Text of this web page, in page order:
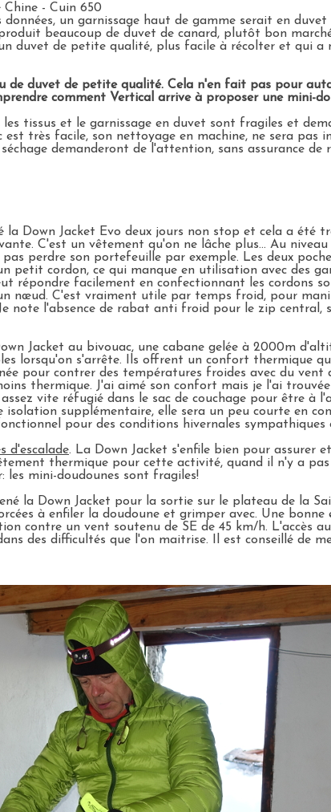
- Cuin 650
un garnissage haut de gamme serait en
beaucoup de duvet de canard, plutôt bon
duvet de petite qualité, plus facile à récolter et qui a
de duvet de petite qualité. Cela n'en fait pas pour
comment Vertical arrive à proposer une mini-
tissus et le garnissage en duvet sont fragiles et
est très facile, son nettoyage en machine, ne sera pas
demanderont de l'attention, sans assurance
la Down Jacket Evo deux jours non stop et cela a été
C'est un vêtement qu'on ne lâche plus... Au niveau
perdre son portefeuille par exemple. Les deux
petit cordon, ce qui manque en utilisation avec des
répondre facilement en confectionnant les cordons
nœud. C'est vraiment utile par temps froid, pour
note l'absence de rabat anti froid pour le zip central,
Jacket au bivouac, une cabane gelée à 2000m
lorsqu'on s'arrête. Ils offrent un confort thermique
pour contrer des températures froides avec du
thermique. J'ai aimé son confort mais je l'ai
vite réfugié dans le sac de couchage pour être à
supplémentaire, elle sera un peu courte en
pour des conditions hivernales sympathiques
d'escalade. La Down Jacket s'enfile bien pour assurer
thermique pour cette activité, quand il n'y a
mini-doudounes sont fragiles!
la Down Jacket pour la sortie sur le plateau de la
à enfiler la doudoune et grimper avec. Une
contre un vent soutenu de SE de 45 km/h. L'accès
des difficultés que l'on maitrise. Il est conseillé de